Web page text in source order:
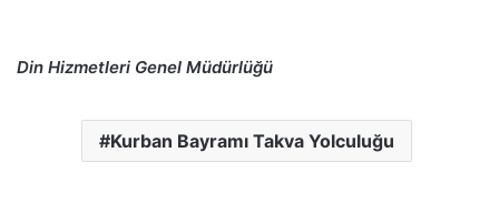
Din Hizmetleri Genel Müdürlüğü
Kurban Bayramı Takva Yolculuğu